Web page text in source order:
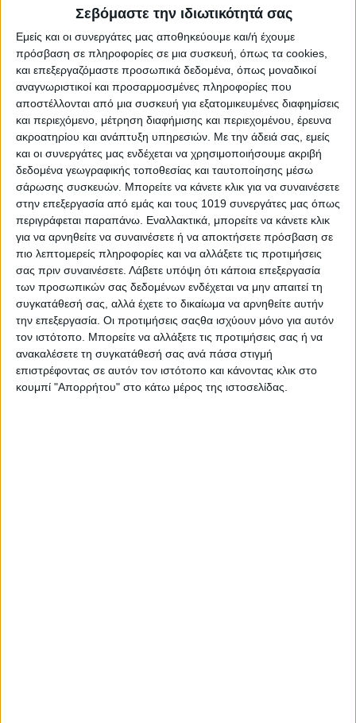
Σεβόμαστε την ιδιωτικότητά σας
Εμείς και οι συνεργάτες μας αποθηκεύουμε και/ή έχουμε
πρόσβαση σε πληροφορίες σε μια συσκευή, όπως τα cookies,
και επεξεργαζόμαστε προσωπικά δεδομένα, όπως μοναδικοί
αναγνωριστικοί και προσαρμοσμένες πληροφορίες που
αποστέλλονται από μια συσκευή για εξατομικευμένες διαφημίσεις
και περιεχόμενο, μέτρηση διαφήμισης και περιεχομένου, έρευνα
ακροατηρίου και ανάπτυξη υπηρεσιών. Με την άδειά σας, εμείς
και οι συνεργάτες μας ενδέχεται να χρησιμοποιήσουμε ακριβή
δεδομένα γεωγραφικής τοποθεσίας και ταυτοποίησης μέσω
σάρωσης συσκευών. Μπορείτε να κάνετε κλικ για να συναινέσετε
στην επεξεργασία από εμάς και τους 1019 συνεργάτες μας όπως
περιγράφεται παραπάνω. Εναλλακτικά, μπορείτε να κάνετε κλικ
για να αρνηθείτε να συναινέσετε ή να αποκτήσετε πρόσβαση σε
πιο λεπτομερείς πληροφορίες και να αλλάξετε τις προτιμήσεις
σας πριν συναινέσετε. Λάβετε υπόψη ότι κάποια επεξεργασία
των προσωπικών σας δεδομένων ενδέχεται να μην απαιτεί τη
συγκατάθεσή σας, αλλά έχετε το δικαίωμα να αρνηθείτε αυτήν
την επεξεργασία. Οι προτιμήσεις σαςθα ισχύουν μόνο για αυτόν
τον ιστότοπο. Μπορείτε να αλλάξετε τις προτιμήσεις σας ή να
ανακαλέσετε τη συγκατάθεσή σας ανά πάσα στιγμή
επιστρέφοντας σε αυτόν τον ιστότοπο και κάνοντας κλικ στο
κουμπί "Απορρήτου" στο κάτω μέρος της ιστοσελίδας.